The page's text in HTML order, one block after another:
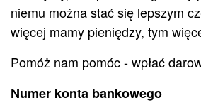
niemu można stać się lepszym
więcej mamy pieniędzy, tym
Pomóż nam pomóc - wpłać
Numer konta bankowego